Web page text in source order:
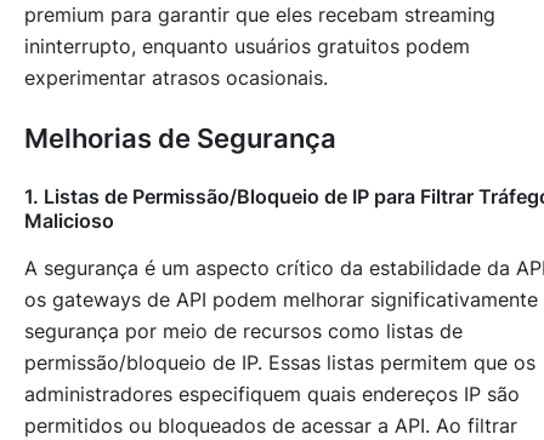
premium para garantir que eles recebam streaming
ininterrupto, enquanto usuários gratuitos podem
experimentar atrasos ocasionais.
Melhorias de Segurança
1. Listas de Permissão/Bloqueio de IP para Filtrar
Malicioso
A segurança é um aspecto crítico da estabilidade da
os gateways de API podem melhorar significativamente
segurança por meio de recursos como listas de
permissão/bloqueio de IP. Essas listas permitem que os
administradores especifiquem quais endereços IP são
permitidos ou bloqueados de acessar a API. Ao filtrar